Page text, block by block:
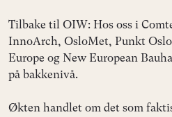
Tilbake til OIW: Hos oss i
InnoArch, OsloMet, Punkt
Europe og New European
på bakkenivå.
Økten handlet om det som